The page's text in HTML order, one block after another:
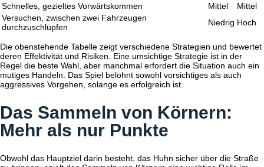
Schnelles, gezieltes Vorwärtskommen
Mittel
Mittel
Versuchen, zwischen zwei Fahrzeugen
durchzuschlüpfen
Niedrig Hoch
Die obenstehende Tabelle zeigt verschiedene Strategien und bewertet
deren Effektivität und Risiken. Eine umsichtige Strategie ist in der
Regel die beste Wahl, aber manchmal erfordert die Situation auch ein
mutiges Handeln. Das Spiel belohnt sowohl vorsichtiges als auch
aggressives Vorgehen, solange es erfolgreich ist.
Das Sammeln von Körnern:
Mehr als nur Punkte
Obwohl das Hauptziel darin besteht, das Huhn sicher über die Straße